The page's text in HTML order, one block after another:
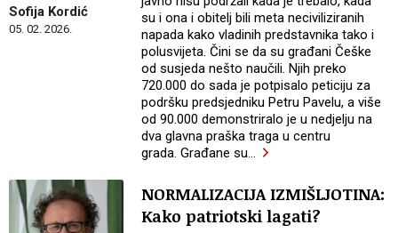
Sofija Kordić
05. 02. 2026.
su i ona i obitelj bili meta neciviliziranih
napada kako vladinih predstavnika tako i
polusvijeta. Čini se da su građani Češke
od susjeda nešto naučili. Njih preko
720.000 do sada je potpisalo peticiju za
podršku predsjedniku Petru Pavelu, a više
od 90.000 demonstriralo je u nedjelju na
dva glavna praška traga u centru
grada. Građane su…
NORMALIZACIJA IZMIŠLJOTINA:
Kako patriotski lagati?